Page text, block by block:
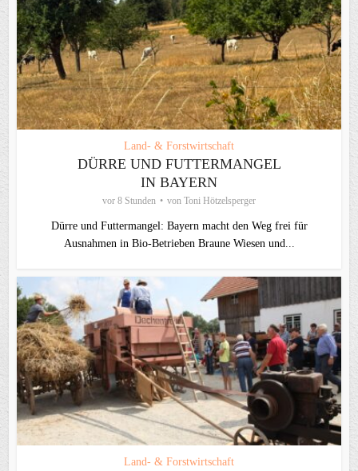
Land- & Forstwirtschaft
DÜRRE UND FUTTERMANGEL
IN BAYERN
vor 8 Stunden von Toni Hötzelsperger
Dürre und Futtermangel: Bayern macht den Weg frei für
Ausnahmen in Bio-Betrieben Braune Wiesen und...
Land- & Forstwirtschaft